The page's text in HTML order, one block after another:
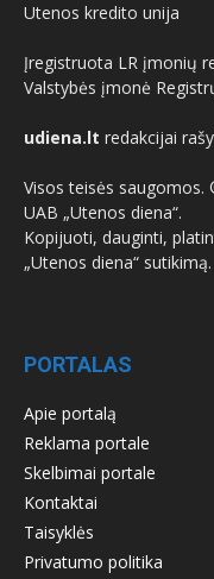
Utenos kredito unija
Įregistruota LR įmonių
Valstybės įmonė
udiena.lt redakcijai
Visos teisės saugomos.
UAB „Utenos diena“.
Kopijuoti, dauginti,
„Utenos diena“ sutikimą.
PORTALAS
Apie portalą
Reklama portale
Skelbimai portale
Kontaktai
Taisyklės
Privatumo politika